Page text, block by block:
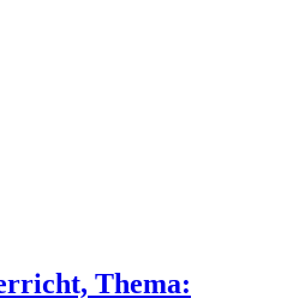
Thema: